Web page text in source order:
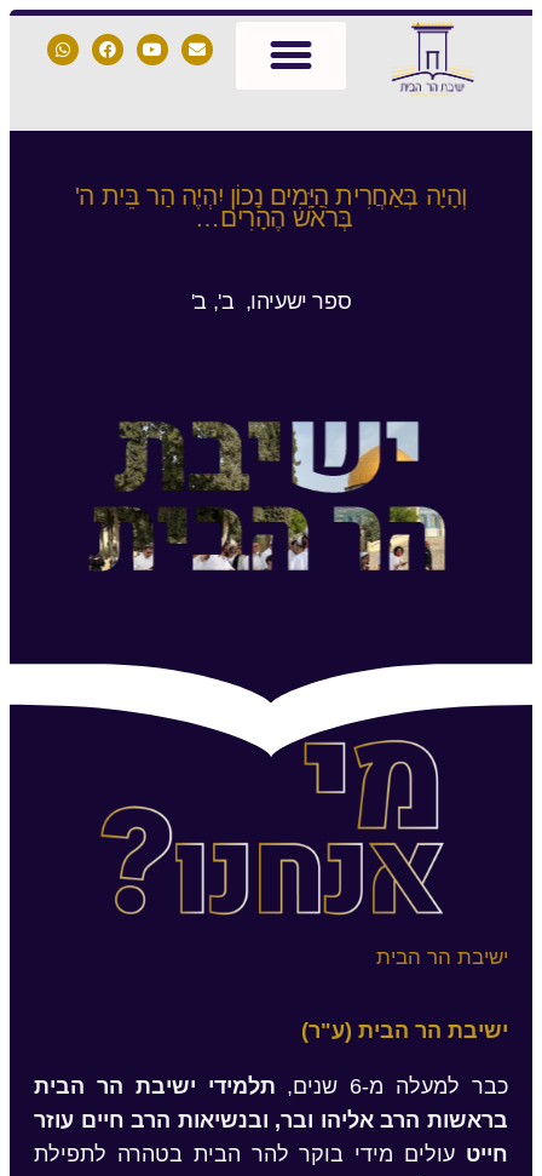
וְהָיָה בְּאַחֲרִית הַיָּמִים נָכוֹן יִהְיֶה הַר בֵּית ה'
בְּרֹאשׁ הֶהָרִים…
ספר ישעיהו, ב', ב'
ישיבת הר הבית
ישיבת הר הבית (ע"ר)
כבר למעלה מ-6 שנים,
תלמידי ישיבת הר הבית
בראשות הרב אליהו ובר, ובנשיאות הרב חיים עוזר
חייטעולים מידי בוקר להר הבית בטהרה לתפילת